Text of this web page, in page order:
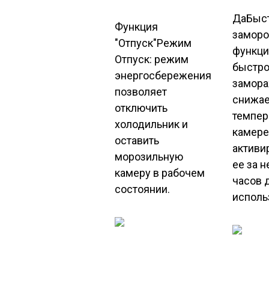
Функция
"Отпуск"Режим
Отпуск: режим
энергосбережения
позволяет
отключить
холодильник и
оставить
морозильную
камеру в рабочем
состоянии.
Да
ее за
часов